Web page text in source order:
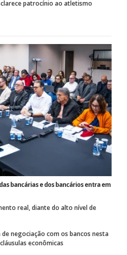
patrocínio ao atletismo
bancárias e dos bancários entra em
real, diante do alto nível de
negociação com os bancos nesta
econômicas